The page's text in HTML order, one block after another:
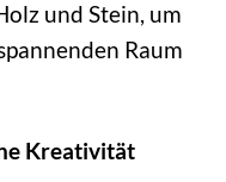
und Stein, um
Raum
Kreativität